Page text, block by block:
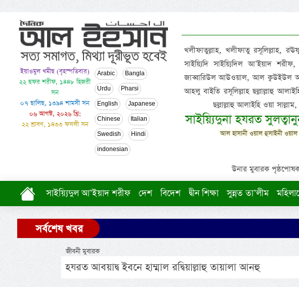
ইয়াওমুল খমীছ (বৃহস্পতিবার)
২২ ছফর শরীফ, ১৪৪৮ হিজরী
সন
০৭ ছালিছ, ১৩৯৪ শামসী সন
০৬ আগস্ট, ২০২৬ খ্রি:
২২ শ্রাবণ, ১৪৩৩ ফসলী সন
Arabic Bangla
Urdu Pharsi
English Japanese
Chinese Italian
Swedish Hindi
indonesian
খলীফাতুল্লাহ, খলীফাতু রসূলিল্লাহ,
সাইয়্যিদি সাইয়্যিদিল আ’ইয়াদ
জাব্বারিউল আউওয়াল, আল ক্বউইউল
আহলু বাইতি রসূলিল্লাহ ছল্লাল্লাহু
ছল্লাল্লাহু আলাইহি ওয়া
সাইয়্যিদুনা হযরত
আল হাসানী ওয়াল হুসাইনী ওয়াল
উনার মুবারক
সাইয়্যিদুল আ’ইয়াদ শরীফ দেশ বিদেশ দ্বীন শিক্ষা সুন্নত তা’লীম
সর্বশেষ খবর
জীবনী মুবারক
হযরত আবয়াদ্ব ইবনে হাম্মাল রদ্বিয়াল্লাহু তায়ালা আনহু